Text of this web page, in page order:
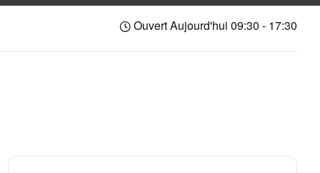
Ouvert Aujourd'hui 09:30 - 17:30